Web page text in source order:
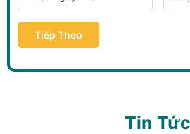
Tiếp Theo
Tin Tức